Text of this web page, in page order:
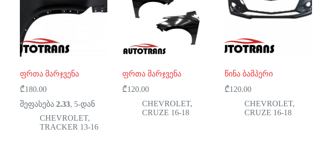
ფრთა მარჯვენა
₾180.00
შეფასება 2.33, 5-დან
CHEVROLET,
TRACKER 13-16
ფრთა მარჯვენა
₾120.00
CHEVROLET,
CRUZE 16-18
წინა ბამპერი
₾120.00
CHEVROLET,
CRUZE 16-18